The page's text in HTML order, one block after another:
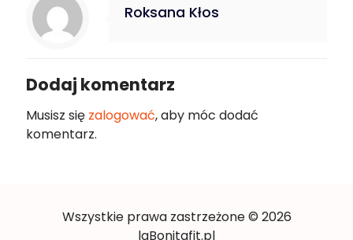
Roksana Kłos
Dodaj komentarz
Musisz się zalogować, aby móc dodać
komentarz.
Wszystkie prawa zastrzeżone © 2026
laBonitafit.pl